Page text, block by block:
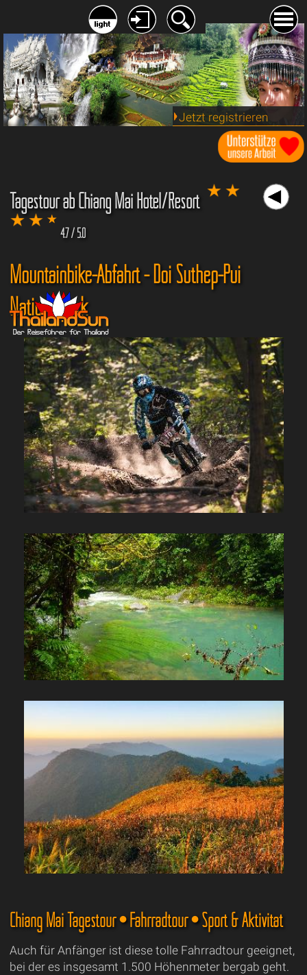
Jetzt registrieren
Tagestour ab Chiang Mai Hotel/Resort
4.7 / 5.0
Mountainbike-Abfahrt - Doi Suthep-Pui
Nationalpark
Chiang Mai Tagestour • Fahrradtour • Sport & Aktivität
Auch für Anfänger ist diese tolle Fahrradtour geeignet,
bei der es insgesamt 1.500 Höhenmeter bergab geht.